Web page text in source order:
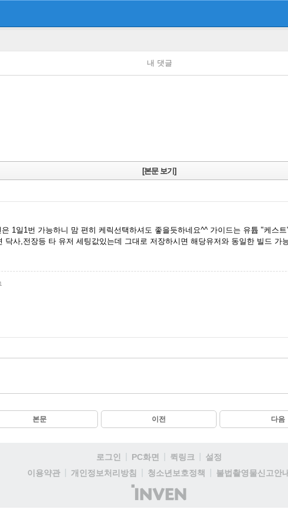
내 댓글
[본문 보기]
1일1번 가능하니 맘 편히 케릭선택하셔도 좋을듯하네요^^ 가이드는 유튭 "케스
닥사,전장등 타 유저 세팅값있는데 그대로 저장하시면 해당유저와 동일한 빌드 가
본문 이전 다음
로그인 PC화면 퀵링크
설정
이용약관
개인정보처리방침 청소년보호정책
불법촬영물신고안내
(주)
인